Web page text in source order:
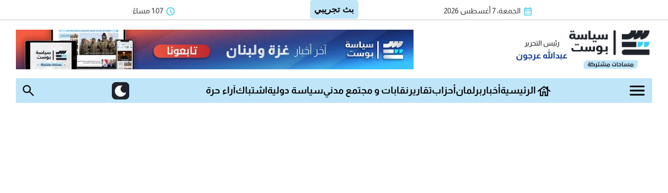
الجمعة، 7 أغسطس 2026 1:07 مساءً
رئيس التحرير
عبدالله عرجون
الرئيسية أخبار برلمان أحزابتقارير نقابات و مجتمع مدنيسياسة دولية اشتباك آراء حرة